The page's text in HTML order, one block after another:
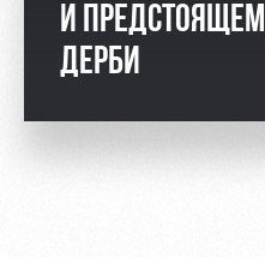
И ПРЕДСТОЯЩЕМ
ДЕРБИ